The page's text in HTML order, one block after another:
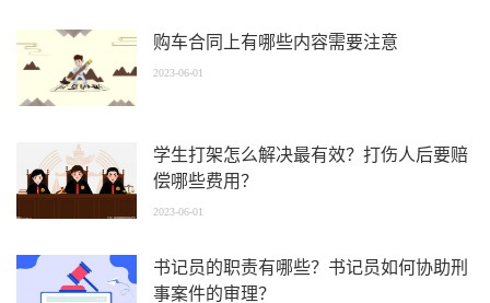
购车合同上有哪些内容需要注意
2023-06-01
学生打架怎么解决最有效？打伤人后要赔
偿哪些费用？
2023-06-01
书记员的职责有哪些？书记员如何协助刑
事案件的审理？